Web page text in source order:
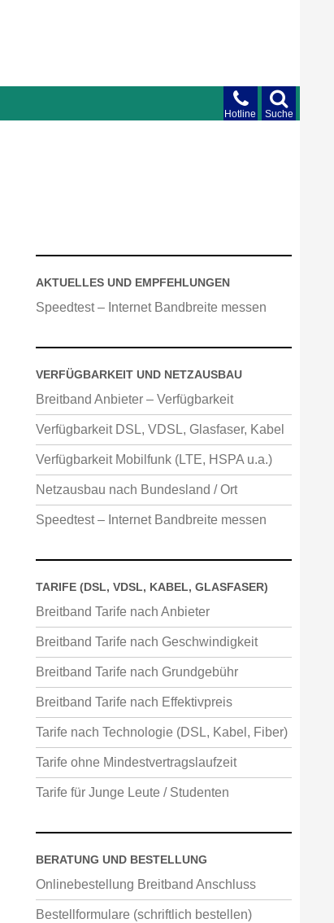
Suche
Hotline
AKTUELLES UND EMPFEHLUNGEN
Speedtest – Internet Bandbreite messen
VERFÜGBARKEIT UND NETZAUSBAU
Breitband Anbieter – Verfügbarkeit
Verfügbarkeit DSL, VDSL, Glasfaser, Kabel
Verfügbarkeit Mobilfunk (LTE, HSPA u.a.)
Netzausbau nach Bundesland / Ort
Speedtest – Internet Bandbreite messen
TARIFE (DSL, VDSL, KABEL, GLASFASER)
Breitband Tarife nach Anbieter
Breitband Tarife nach Geschwindigkeit
Breitband Tarife nach Grundgebühr
Breitband Tarife nach Effektivpreis
Tarife nach Technologie (DSL, Kabel, Fiber)
Tarife ohne Mindestvertragslaufzeit
Tarife für Junge Leute / Studenten
BERATUNG UND BESTELLUNG
Onlinebestellung Breitband Anschluss
Bestellformulare (schriftlich bestellen)